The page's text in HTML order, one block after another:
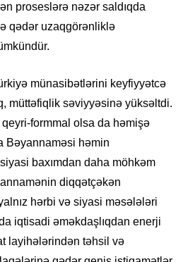
proseslərə nəzər saldıqda
qədər uzaqgörənliklə
münasibətlərini keyfiyyətcə
müttəfiqlik səviyyəsinə yüksəltdi.
formmal olsa da həmişə
Bəyannaməsi həmin
baxımdan daha möhkəm
diqqətçəkən
hərbi və siyasi məsələləri
iqtisadi əməkdaşlıqdan enerji
layihələrindən təhsil və